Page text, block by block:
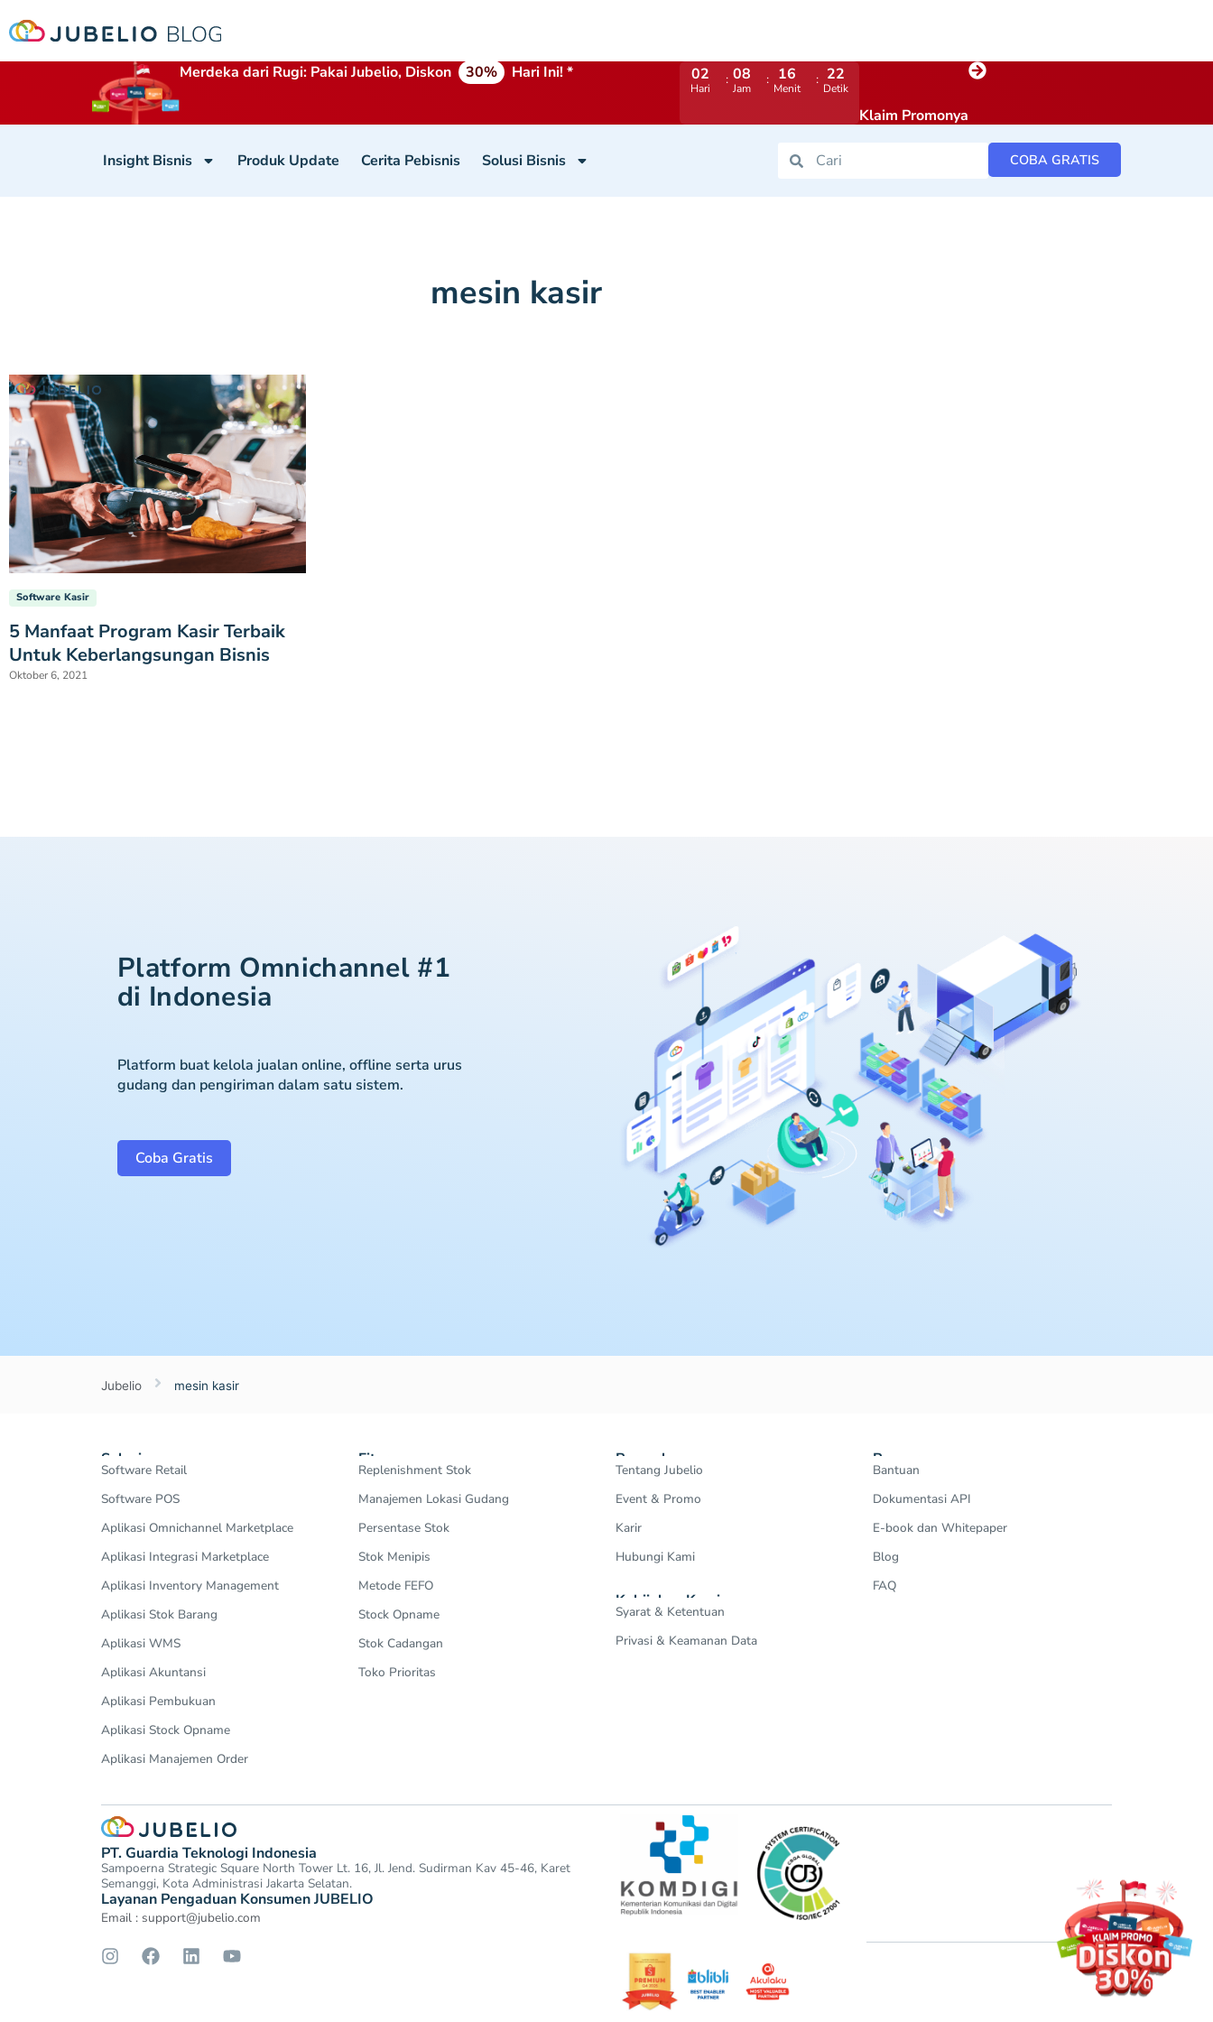
Merdeka dari Rugi: Pakai Jubelio, Diskon 30% Hari Ini! * 02
Hari
08
Jam
16
Menit
21
Detik
Klaim Promonya
Insight Bisnis Produk Update Cerita Pebisnis Solusi Bisnis COBA GRATIS
mesin kasir
Software Kasir
5 Manfaat Program Kasir Terbaik
Untuk Keberlangsungan Bisnis
Oktober 6, 2021
Platform Omnichannel #1
di Indonesia
Platform buat kelola jualan online, offline serta urus
gudang dan pengiriman dalam satu sistem.
Coba Gratis
Jubelio mesin kasir
Solusi
Software Retail
Software POS
Aplikasi Omnichannel Marketplace
Aplikasi Integrasi Marketplace
Aplikasi Inventory Management
Aplikasi Stok Barang
Aplikasi WMS
Aplikasi Akuntansi
Aplikasi Pembukuan
Aplikasi Stock Opname
Aplikasi Manajemen Order
Fitur
Replenishment Stok
Manajemen Lokasi Gudang
Persentase Stok
Stok Menipis
Metode FEFO
Stock Opname
Stok Cadangan
Toko Prioritas
Perusahaan
Tentang Jubelio
Event & Promo
Karir
Hubungi Kami
Kebijakan Kami
Syarat & Ketentuan
Privasi & Keamanan Data
Resources
Bantuan
Dokumentasi API
E-book dan Whitepaper
Blog
FAQ
PT. Guardia Teknologi Indonesia
Sampoerna Strategic Square North Tower Lt. 16, Jl. Jend. Sudirman Kav 45-46, Karet
Semanggi, Kota Administrasi Jakarta Selatan.
Layanan Pengaduan Konsumen JUBELIO
Email : support@jubelio.com